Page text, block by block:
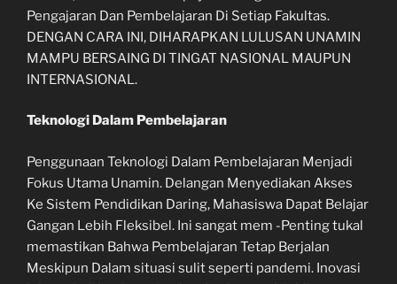
Pengajaran Dan Pembelajaran Di Setiap Fakultas.
DENGAN CARA INI, DIHARAPKAN LULUSAN UNAMIN
MAMPU BERSAING DI TINGAT NASIONAL MAUPUN
INTERNASIONAL.
Teknologi Dalam Pembelajaran
Penggunaan Teknologi Dalam Pembelajaran Menjadi
Fokus Utama Unamin. Delangan Menyediakan Akses
Ke Sistem Pendidikan Daring, Mahasiswa Dapat Belajar
Gangan Lebih Fleksibel. Ini sangat mem -Penting tukal
memastikan Bahwa Pembelajaran Tetap Berjalan
Meskipun Dalam situasi sulit seperti pandemi. Inovasi